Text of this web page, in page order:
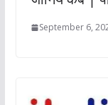
September 6,